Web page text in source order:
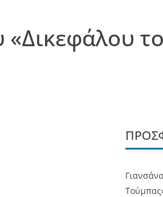
«Δικεφάλου